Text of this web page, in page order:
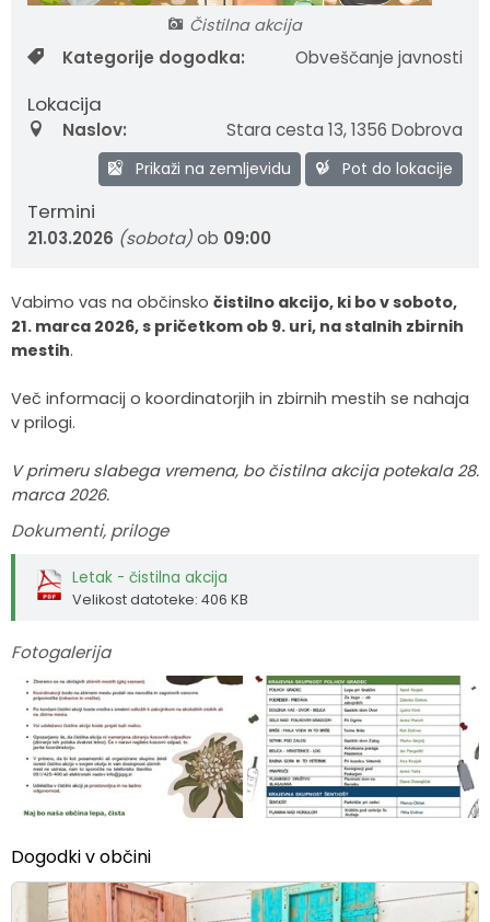
Čistilna akcija
Kategorije dogodka: Obveščanje javnosti
Lokacija
Naslov: Stara cesta 13,1356 Dobrova
Prikaži na zemljevidu Pot do lokacije
Termini
21.03.2026 (sobota)ob 09:00
Vabimo vas na občinsko čistilno akcijo, ki bo v soboto,
21. marca 2026, s pričetkom ob 9. uri, na stalnih zbirnih
mestih.
Več informacij o koordinatorjih in zbirnih mestih se nahaja
v prilogi.
V primeru slabega vremena, bo čistilna akcija potekala 28.
marca 2026.
Dokumenti, priloge
Letak - čistilna akcija
Velikost datoteke: 406 KB
Fotogalerija
Dogodki v občini
Občinski nagrajenci
Strateški dokumenti
Javni zavod Polhograjska graščina
Vprašajte občino
Oskrba najdenih živali
Letovanje za starejše
Portal eUprava
Zasebni vrtci in varuhi predšolskih otrok
Trajnostni razvoj turizma
Osmrtnice